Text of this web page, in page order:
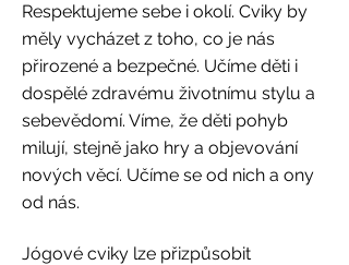
Respektujeme sebe i okolí. Cviky by
měly vycházet z toho, co je nás
přirozené a bezpečné. Učíme děti i
dospělé zdravému životnímu stylu a
sebevědomí. Víme, že děti pohyb
milují, stejně jako hry a objevování
nových věcí. Učíme se od nich a ony
od nás.
Jógové cviky lze přizpůsobit